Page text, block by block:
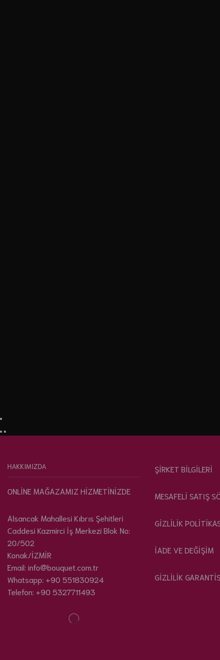
HAKKIMIZDA
ONLİNE MAĞAZAMIZ HİZMETİNİZDE
Alsancak Mahallesi Kıbrıs Şehitleri
Caddesi Kazmirci İş Merkezi Blok No:
20/502
Konak/İZMİR
Email: info@bouquet.com.tr
Whatsapp: +90 551830924
Telefon: +90 5327711493
ŞİRKET BİLGİLERİ
MESAFELİ SATIŞ
GİZLİLİK
İADE VE DEĞİŞİM
GİZLİLİK